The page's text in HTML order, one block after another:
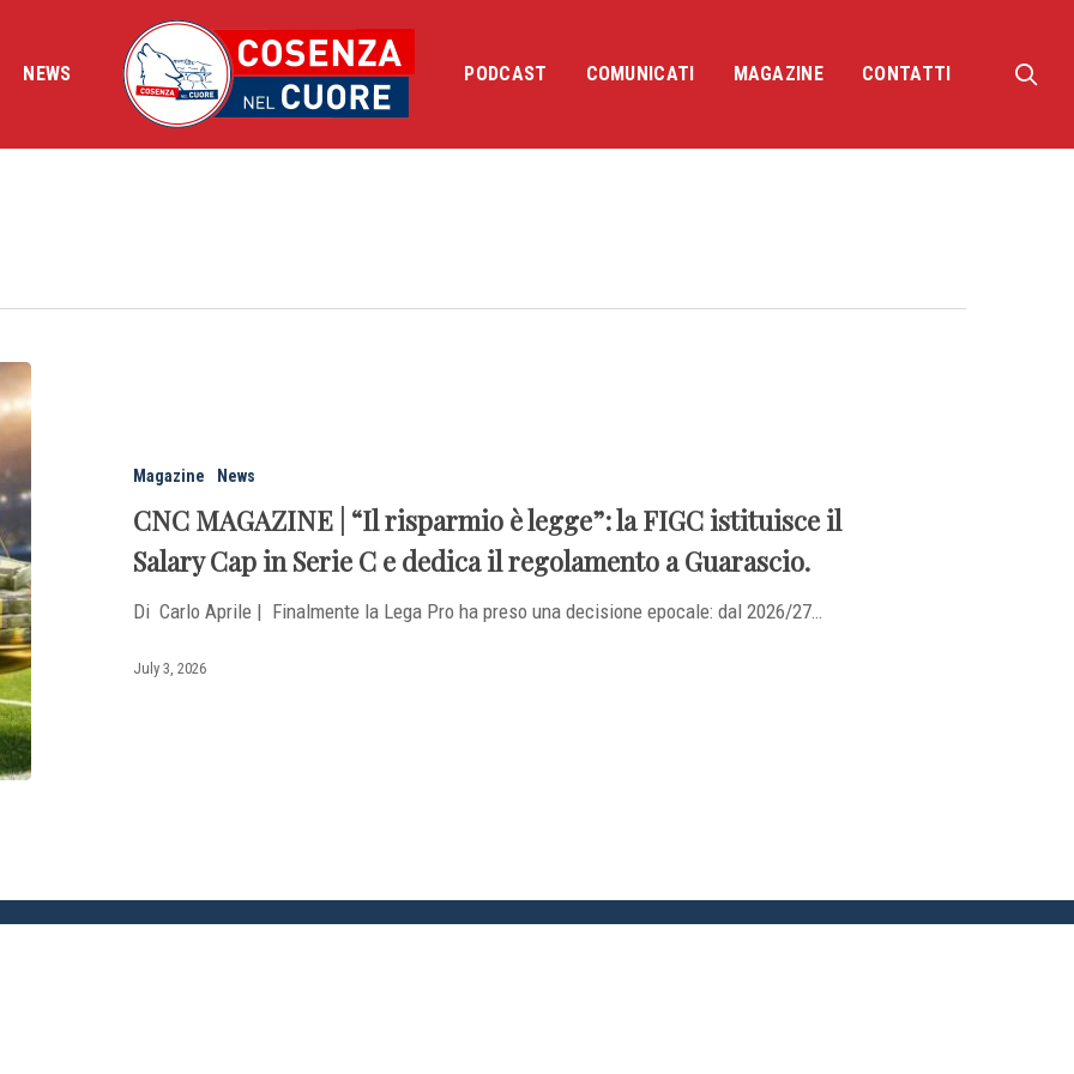
NEWS PODCAST COMUNICATI MAGAZINE CONTATTI
Magazine News
CNC MAGAZINE | “Il risparmio è legge”: la FIGC istituisce il
Salary Cap in Serie C e dedica il regolamento a Guarascio.
Di Carlo Aprile | ​Finalmente la Lega Pro ha preso una decisione epocale: dal 2026/27…
July 3, 2026